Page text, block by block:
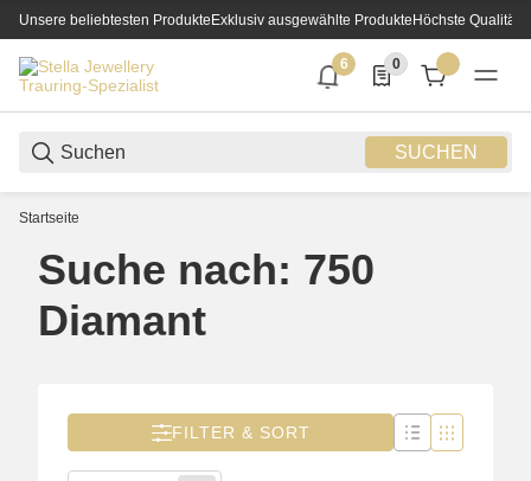
Unsere beliebtesten ProdukteExklusiv ausgewählte ProdukteHöchste Qualität
SUCHEN
6
6 neue Notifizierungen
0
0 Produkte in der
Startseite
Suche nach: 750
Diamant
FILTER & SORT